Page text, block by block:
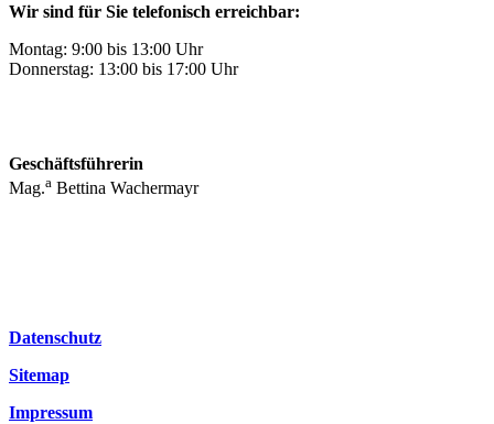
Wir sind für Sie telefonisch erreichbar:
Montag: 9:00 bis 13:00 Uhr
Donnerstag: 13:00 bis 17:00 Uhr
Geschäftsführerin
Mag.a Bettina Wachermayr
Datenschutz
Sitemap
Impressum